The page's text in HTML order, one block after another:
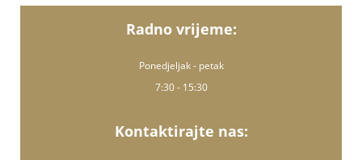
Radno vrijeme:
Ponedjeljak - petak
7:30 - 15:30
Kontaktirajte nas: